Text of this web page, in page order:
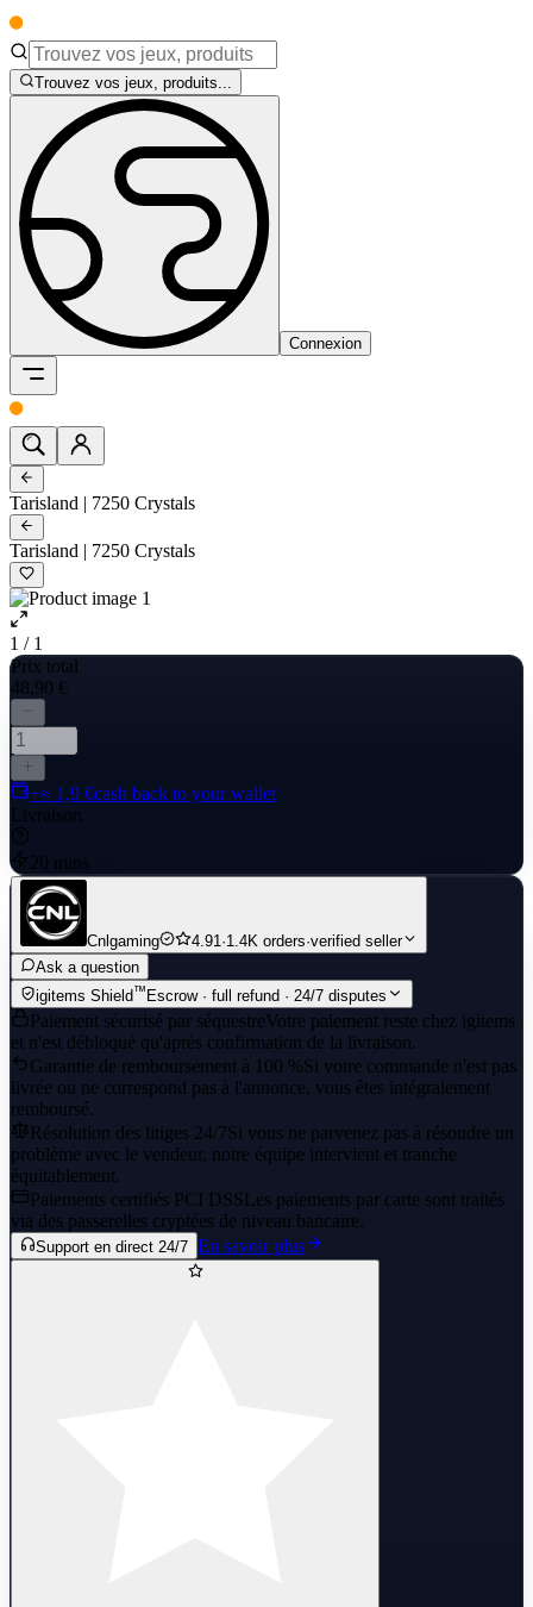
Trouvez vos jeux, produits...
Connexion
Tarisland | 7250 Crystals
Tarisland | 7250 Crystals
1 / 1
Prix total
48,90 €
+≈ 1,9 €cash back to your wallet
Livraison
20 mins
Cnlgaming 4.91 ·1.4K orders·verified seller
Ask a question
igitems Shield™ Escrow · full refund · 24/7 disputes
Paiement sécurisé par séquestreVotre paiement reste chez igitems
et n'est débloqué qu'après confirmation de la livraison.
Garantie de remboursement à 100 %Si votre commande n'est pas
livrée ou ne correspond pas à l'annonce, vous êtes intégralement
remboursé.
Résolution des litiges 24/7Si vous ne parvenez pas à résoudre un
problème avec le vendeur, notre équipe intervient et tranche
équitablement.
Paiements certifiés PCI DSSLes paiements par carte sont traités
via des passerelles cryptées de niveau bancaire.
Support en direct 24/7 En savoir plus